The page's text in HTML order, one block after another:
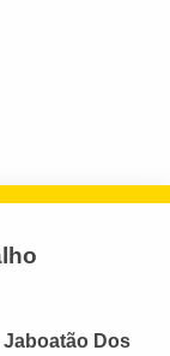
Jaboatão Dos